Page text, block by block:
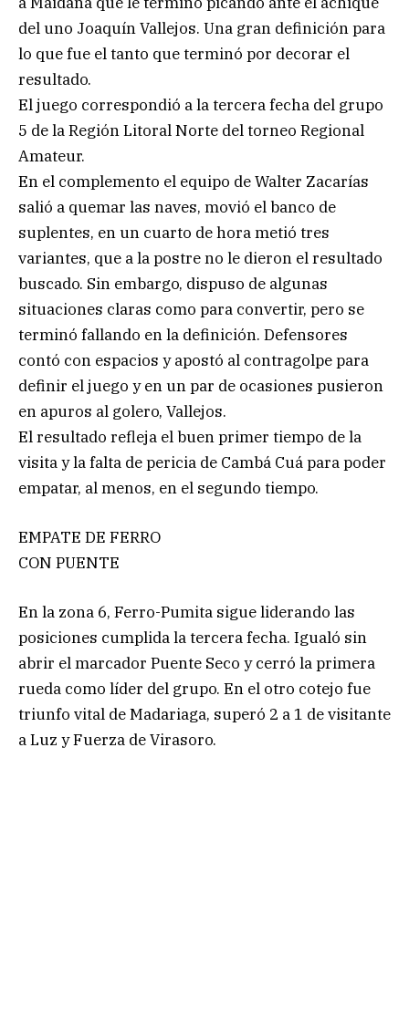
del uno Joaquín Vallejos. Una gran definición para
lo que fue el tanto que terminó por decorar el
resultado.
El juego correspondió a la tercera fecha del grupo
5 de la Región Litoral Norte del torneo Regional
Amateur.
En el complemento el equipo de Walter Zacarías
salió a quemar las naves, movió el banco de
suplentes, en un cuarto de hora metió tres
variantes, que a la postre no le dieron el resultado
buscado. Sin embargo, dispuso de algunas
situaciones claras como para convertir, pero se
terminó fallando en la definición. Defensores
contó con espacios y apostó al contragolpe para
definir el juego y en un par de ocasiones pusieron
en apuros al golero, Vallejos.
El resultado refleja el buen primer tiempo de la
visita y la falta de pericia de Cambá Cuá para poder
empatar, al menos, en el segundo tiempo.
EMPATE DE FERRO
CON PUENTE
En la zona 6, Ferro-Pumita sigue liderando las
posiciones cumplida la tercera fecha. Igualó sin
abrir el marcador Puente Seco y cerró la primera
rueda como líder del grupo. En el otro cotejo fue
triunfo vital de Madariaga, superó 2 a 1 de visitante
a Luz y Fuerza de Virasoro.